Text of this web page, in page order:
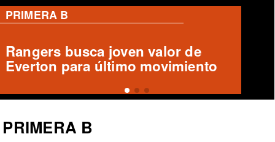
PRIMERA B
Deportes Temuco confirma salida
de Arturo Sanhueza
PRIMERA B